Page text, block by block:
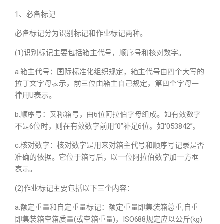
1、必备标记
必备标记分为识别标记和作业标记两种。
(1)识别标记主要包括箱主代号，顺序号和核对数字。
a.箱主代号：国际标准化组织规定，箱主代号由四个大写的
拉丁文字母表示，前三位由箱主自己规定，第四个字母一
律用U表示。
b.顺序号：又称箱号，由6位阿拉伯字母组成。如有效数字
不是6位时，则在有效数字前用“0”补足6位。如“053842”。
c.核对数字：核对数字是用来对箱主代号和顺序号记录是否
准确的依据。它位于箱号后，以一位阿拉伯数字加一方框
表示。
(2)作业标记主要包括以下三个内容：
a.额定重量和自定重量标记：额定重量即集装箱总重,自重
即集装箱空箱质量(或空箱重量)，ISO688规定应以公斤(kg)